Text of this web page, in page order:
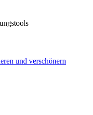
und verschönern